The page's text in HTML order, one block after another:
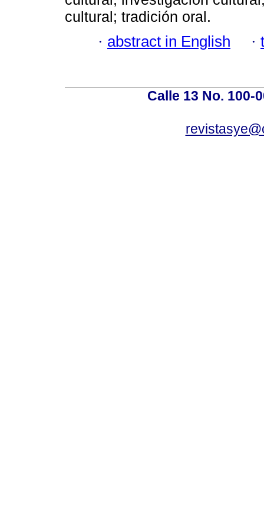
cultural; tradición oral.
· abstract in English ·
Calle 13 No. 100-